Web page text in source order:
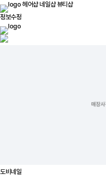
헤어샵 네일샵뷰티샵
정보수정
도비네일